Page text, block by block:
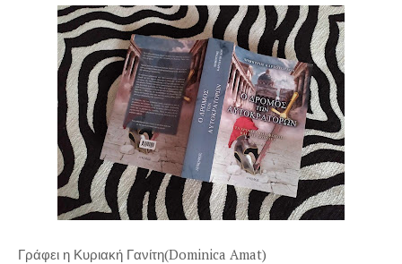
Γράφει η Κυριακή Γανίτη(Dominica Amat)